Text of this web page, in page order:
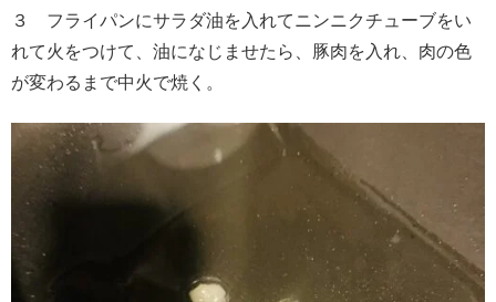
３ フライパンにサラダ油を入れてニンニクチューブをい
れて火をつけて、油になじませたら、豚肉を入れ、肉の色
が変わるまで中火で焼く。